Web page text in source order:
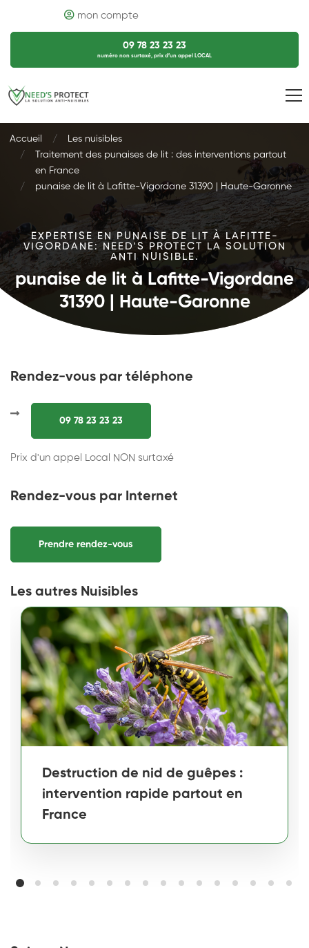
mon compte
09 78 23 23 23
numéro non surtaxé, prix d’un appel LOCAL
Accueil
Les nuisibles
Traitement des punaises de lit : des interventions partout
en France
punaise de lit à Lafitte-Vigordane 31390 | Haute-Garonne
EXPERTISE EN PUNAISE DE LIT À LAFITTE-
VIGORDANE: NEED'S PROTECT LA SOLUTION
ANTI NUISIBLE.
punaise de lit à Lafitte-Vigordane
31390 | Haute-Garonne
Rendez-vous par téléphone
09 78 23 23 23
Prix d'un appel Local NON surtaxé
Rendez-vous par Internet
Prendre rendez-vous
Les autres Nuisibles
Destruction de nid de guêpes :
intervention rapide partout en
France